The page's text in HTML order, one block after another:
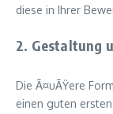
diese in Ihrer
2. Gestaltung
Die Ã¤uÃŸere
einen guten